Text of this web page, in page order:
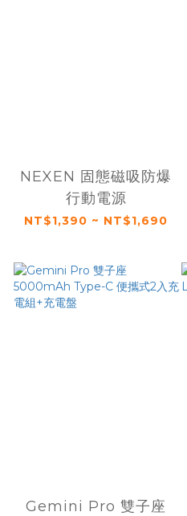
NEXEN 固態磁吸防爆
行動電源
NT$1,390 ~ NT$1,690
Gemini Pro 雙子座